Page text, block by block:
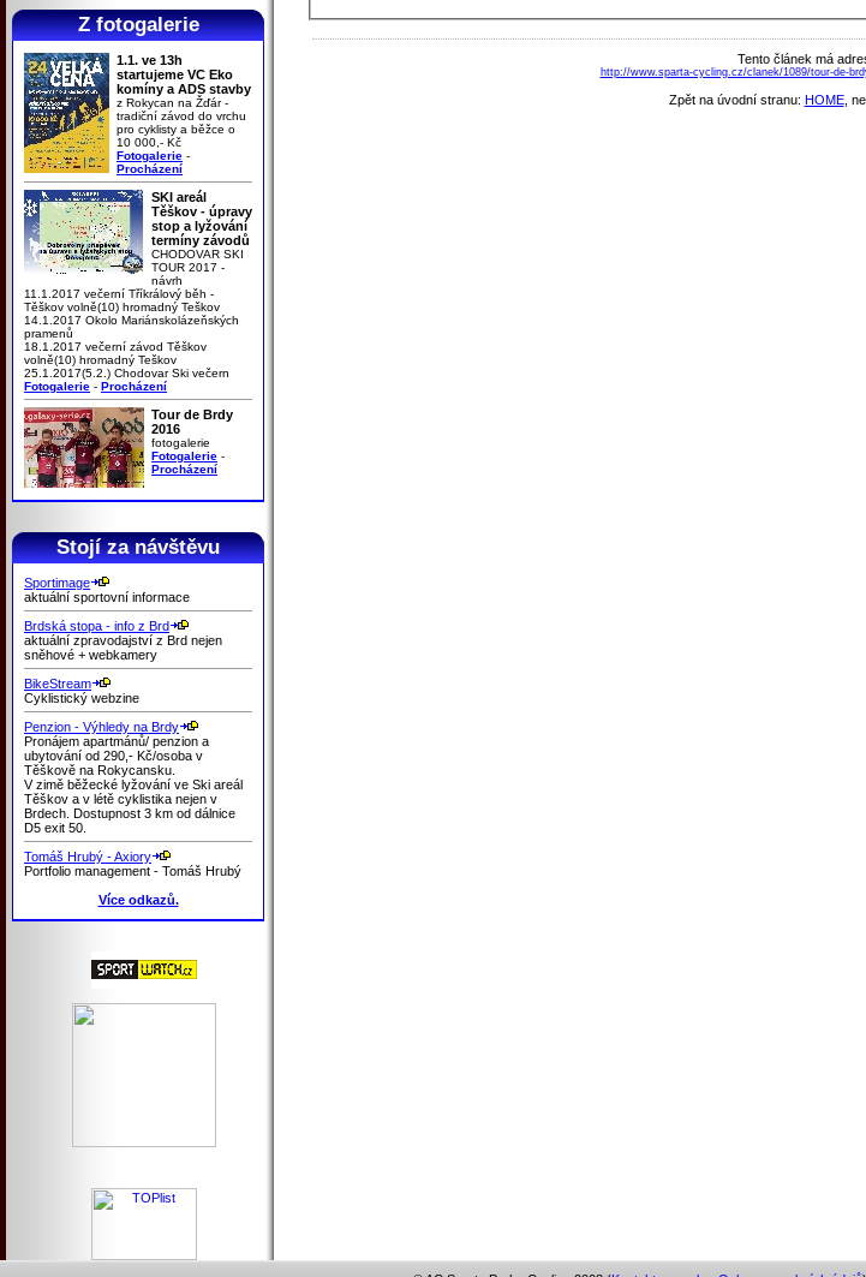
Z fotogalerie
1.1. ve 13h
startujeme VC Eko
komíny a ADS stavby
z Rokycan na Žďár -
tradiční závod do vrchu
pro cyklisty a běžce o
10 000,- Kč
Fotogalerie -
Procházení
SKI areál
Těškov - úpravy
stop a lyžování
termíny závodů
CHODOVAR SKI
TOUR 2017 -
návrh
11.1.2017 večerní Tříkrálový běh -
Těškov volně(10) hromadný Teškov
14.1.2017 Okolo Mariánskolázeňských
pramenů
18.1.2017 večerní závod Těškov
volně(10) hromadný Teškov
25.1.2017(5.2.) Chodovar Ski večern
Fotogalerie - Procházení
Tour de Brdy
2016
fotogalerie
Fotogalerie -
Procházení
Stojí za návštěvu
Sportimage
aktuální sportovní informace
Brdská stopa - info z Brd
aktuální zpravodajství z Brd nejen
sněhové + webkamery
BikeStream
Cyklistický webzine
Penzion - Výhledy na Brdy
Pronájem apartmánů/ penzion a
ubytování od 290,- Kč/osoba v
Těškově na Rokycansku.
V zimě běžecké lyžování ve Ski areál
Těškov a v létě cyklistika nejen v
Brdech. Dostupnost 3 km od dálnice
D5 exit 50.
Tomáš Hrubý - Axiory
Portfolio management - Tomáš Hrubý
Více odkazů.
Tento článek má
http://www.sparta-cycling.cz/clanek/1089/tour-de-
Zpět na úvodní stranu: HOME,